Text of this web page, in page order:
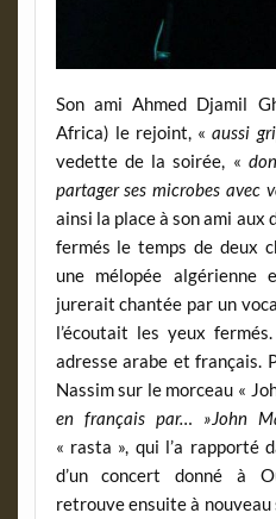
Son ami Ahmed Djamil
Africa) le rejoint, «aussi
vedette de la soirée, «
partager ses microbes avec
ainsi la place à son ami aux
fermés le temps de deux
une mélopée algérienne
jurerait chantée par un
l’écoutait les yeux
adresse arabe et français.
Nassim sur le morceau «
en français par… »John
« rasta », qui l’a rapporté
d’un concert donné à
retrouve ensuite à nouveau